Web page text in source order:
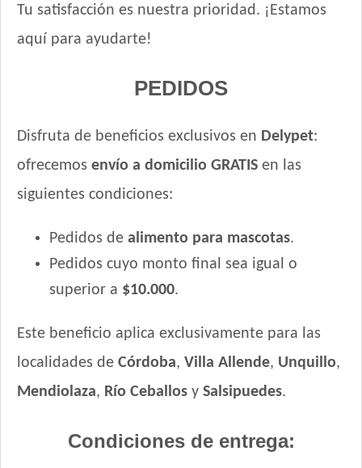
Xtreme Dog Perro Adulto
Zimpi Perro Adulto
Tu satisfacción es nuestra prioridad. ¡Estamos
aquí para ayudarte!
PEDIDOS
Disfruta de beneficios exclusivos en Delypet:
ofrecemos envío a domicilio GRATIS en las
siguientes condiciones:
Pedidos de alimento para mascotas.
Pedidos cuyo monto final sea igual o
superior a $10.000.
Este beneficio aplica exclusivamente para las
localidades de Córdoba, Villa Allende, Unquillo,
Mendiolaza, Río Ceballos y Salsipuedes.
Condiciones de entrega: